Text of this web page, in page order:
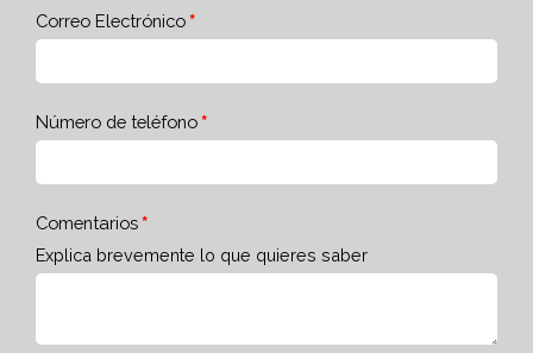
Correo Electrónico
Número de teléfono
Comentarios
Explica brevemente lo que quieres saber